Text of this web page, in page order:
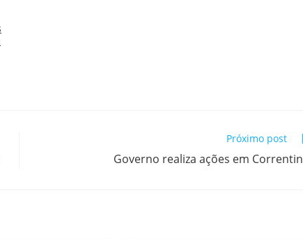
Próximo post
Governo realiza ações em